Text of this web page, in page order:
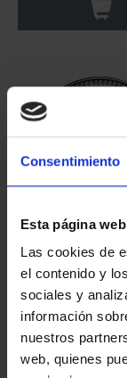
Consentimiento
Esta página
Las cookies de
el contenido y
sociales y
información
nuestros
web, quienes
SPANISH
TERUEL
€73.00